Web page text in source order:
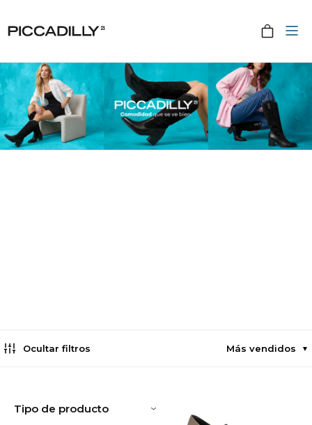
Ocultar filtros Más vendidos ▼
Tipo de producto